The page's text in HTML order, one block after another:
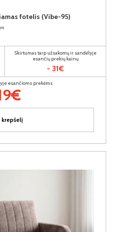
fotelis (Vibe-95)
Skirtumas tarp užsakomų ir sandėlyje
esančių prekių kainų
- 31€
esančioms prekėms
krepšelį